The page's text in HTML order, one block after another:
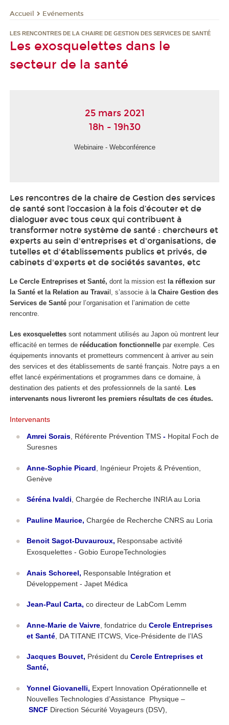
Accueil Evénements
LES RENCONTRES DE LA CHAIRE DE GESTION DES SERVICES DE SANTÉ
Les exosquelettes dans le
secteur de la santé
25 mars 2021
18h - 19h30
Webinaire - Webconférence
Les rencontres de la chaire de Gestion des services
de santé sont l’occasion à la fois d’écouter et de
dialoguer avec tous ceux qui contribuent à
transformer notre système de santé : chercheurs et
experts au sein d'entreprises et d'organisations, de
tutelles et d'établissements publics et privés, de
cabinets d'experts et de sociétés savantes, etc
Le Cercle Entreprises et Santé, dont la mission est la réflexion sur
la Santé et la Relation au Travail, s’associe à la Chaire Gestion des
Services de Santé pour l’organisation et l’animation de cette
rencontre.
Les exosquelettes sont notamment utilisés au Japon où montrent leur
efficacité en termes de rééducation fonctionnelle par exemple. Ces
équipements innovants et prometteurs commencent à arriver au sein
des services et des établissements de santé français. Notre pays a en
effet lancé expérimentations et programmes dans ce domaine, à
destination des patients et des professionnels de la santé. Les
intervenants nous livreront les premiers résultats de ces études.
Intervenants
Amrei Sorais, Référente Prévention TMS- Hopital Foch de
Suresnes
Anne-Sophie Picard , Ingénieur Projets & Prévention,
Genève
Séréna Ivaldi, Chargée de Recherche INRIA au Loria
Pauline Maurice, Chargée de Recherche CNRS au Loria
Benoit Sagot-Duvauroux, Responsabe activité
Exosquelettes - Gobio EuropeTechnologies
Anais Schoreel, Responsable Intégration et
Développement - Japet Médica
Jean-Paul Carta, co directeur de LabCom Lemm
Anne-Marie de Vaivre, fondatrice du Cercle Entreprises
et Santé, DA TITANE ITCWS, Vice-Présidente de l’IAS
Jacques Bouvet, Président du Cercle Entreprises et
Santé,
Yonnel Giovanelli, Expert Innovation Opérationnelle et
Nouvelles Technologies d’Assistance Physique –
SNCF Direction Sécurité Voyageurs (DSV),